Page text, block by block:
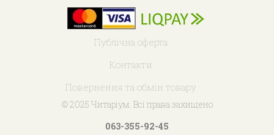
Публічна оферта
Контакти
Повернення та обмін товару
© 2025 Читаріум. Всі права захищено
063-355-92-45